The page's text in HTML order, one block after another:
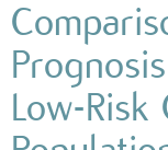
Low-Risk